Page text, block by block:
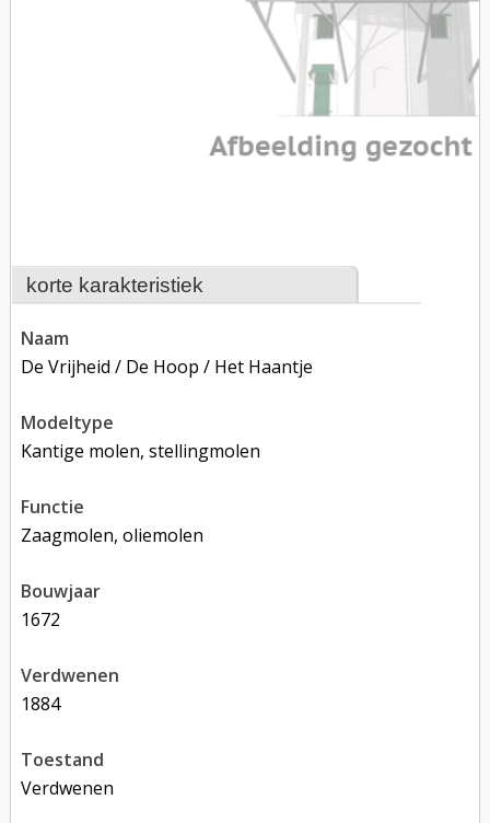
korte karakteristiek
naam
De Vrijheid / De Hoop / Het Haantje
modeltype
Kantige molen, stellingmolen
functie
zaagmolen, oliemolen
bouwjaar
1672
verdwenen
1884
toestand
verdwenen